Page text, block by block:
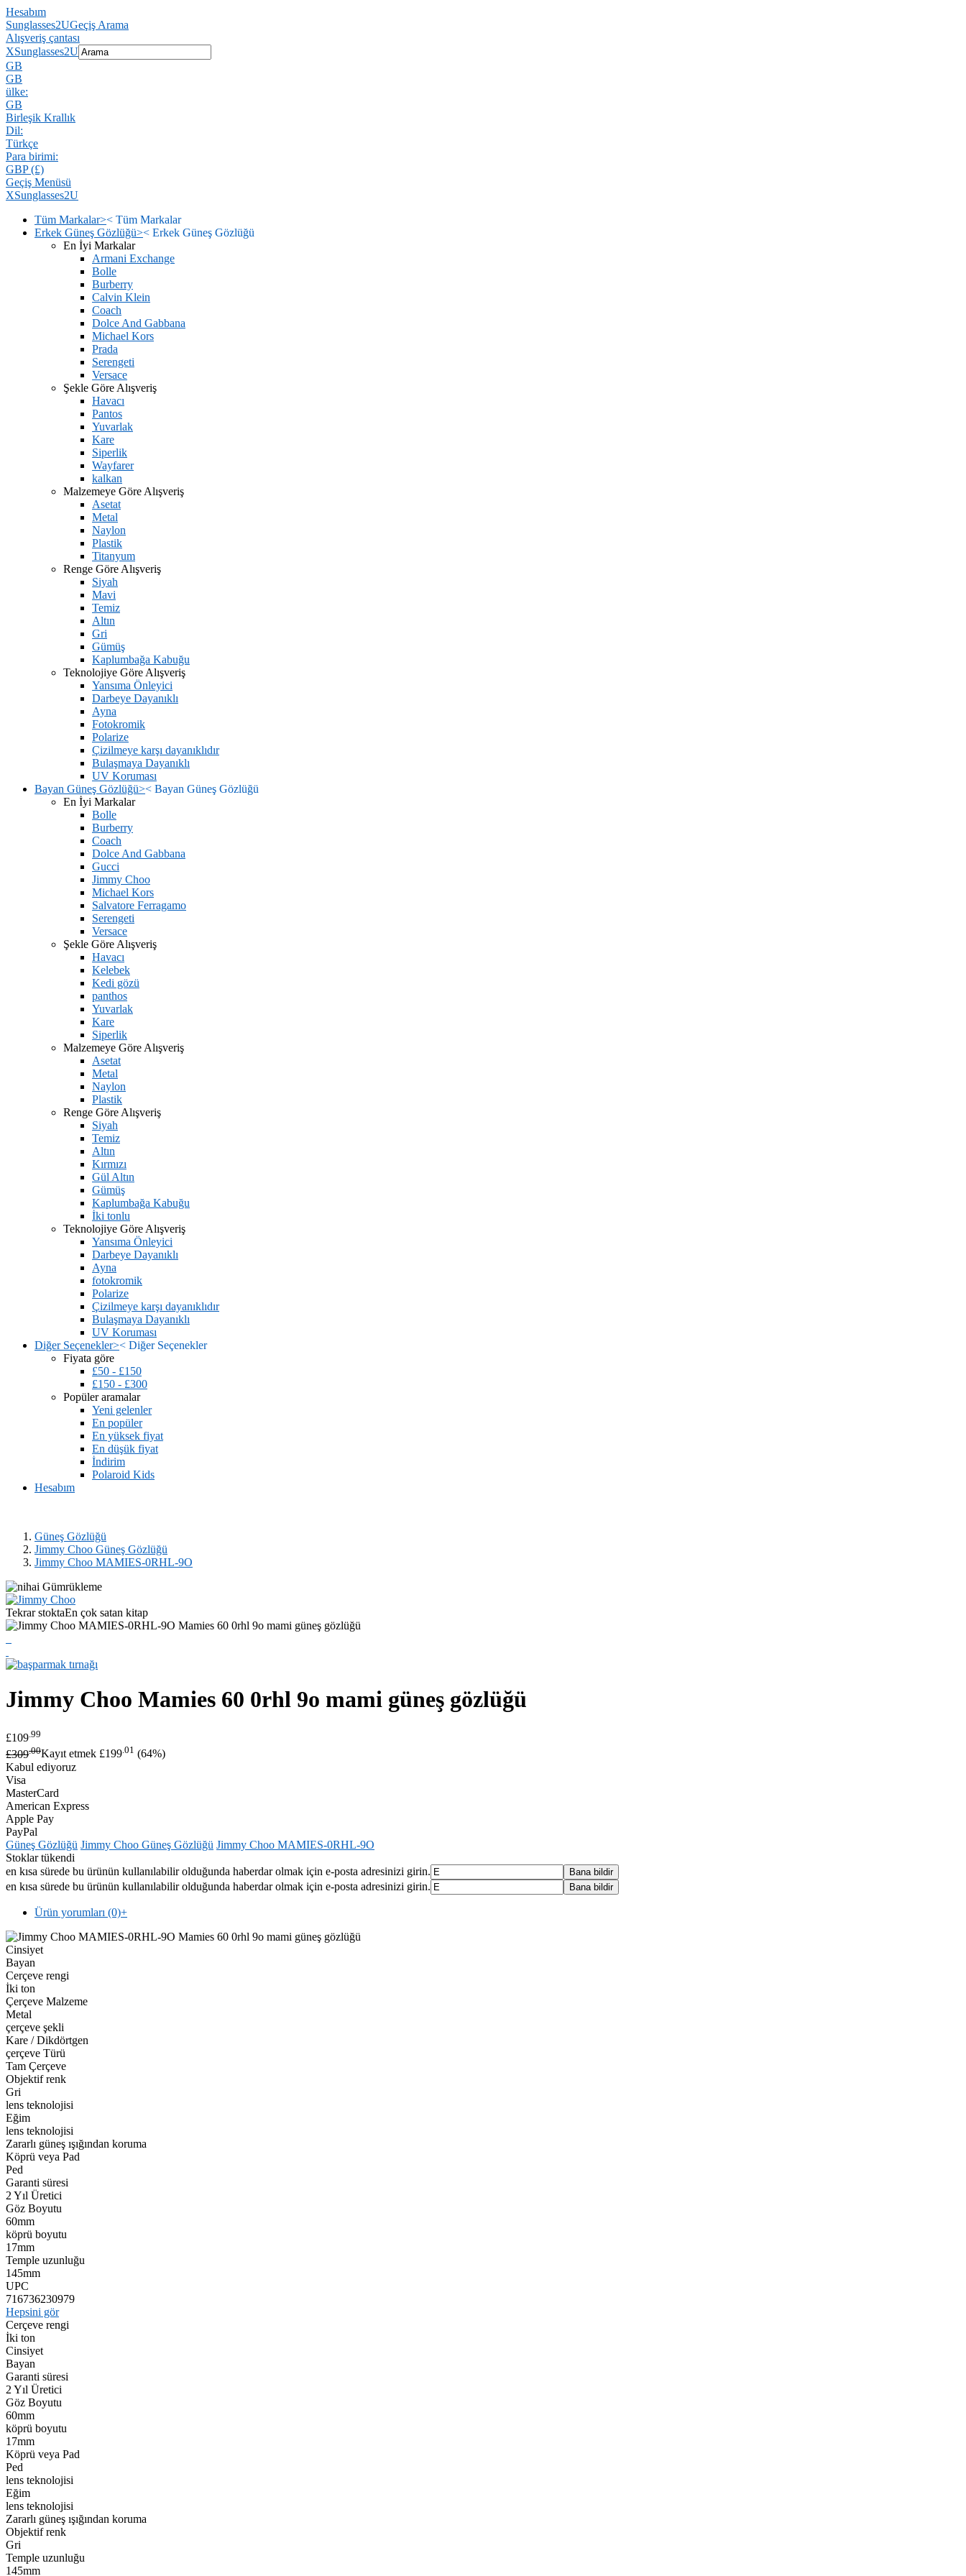
Hesabım
Sunglasses2UGeçiş Arama
Alışveriş çantası
XSunglasses2U
GB
GB
ülke:
GB
Birleşik Krallık
Dil:
Türkçe
Para birimi:
GBP (£)
Geçiş Menüsü
XSunglasses2U
Tüm Markalar>< Tüm Markalar
Erkek Güneş Gözlüğü>< Erkek Güneş Gözlüğü
En İyi Markalar
Armani Exchange
Bolle
Burberry
Calvin Klein
Coach
Dolce And Gabbana
Michael Kors
Prada
Serengeti
Versace
Şekle Göre Alışveriş
Havacı
Pantos
Yuvarlak
Kare
Siperlik
Wayfarer
kalkan
Malzemeye Göre Alışveriş
Asetat
Metal
Naylon
Plastik
Titanyum
Renge Göre Alışveriş
Siyah
Mavi
Temiz
Altın
Gri
Gümüş
Kaplumbağa Kabuğu
Teknolojiye Göre Alışveriş
Yansıma Önleyici
Darbeye Dayanıklı
Ayna
Fotokromik
Polarize
Çizilmeye karşı dayanıklıdır
Bulaşmaya Dayanıklı
UV Koruması
Bayan Güneş Gözlüğü>< Bayan Güneş Gözlüğü
En İyi Markalar
Bolle
Burberry
Coach
Dolce And Gabbana
Gucci
Jimmy Choo
Michael Kors
Salvatore Ferragamo
Serengeti
Versace
Şekle Göre Alışveriş
Havacı
Kelebek
Kedi gözü
panthos
Yuvarlak
Kare
Siperlik
Malzemeye Göre Alışveriş
Asetat
Metal
Naylon
Plastik
Renge Göre Alışveriş
Siyah
Temiz
Altın
Kırmızı
Gül Altın
Gümüş
Kaplumbağa Kabuğu
İki tonlu
Teknolojiye Göre Alışveriş
Yansıma Önleyici
Darbeye Dayanıklı
Ayna
fotokromik
Polarize
Çizilmeye karşı dayanıklıdır
Bulaşmaya Dayanıklı
UV Koruması
Diğer Seçenekler>< Diğer Seçenekler
Fiyata göre
£50 - £150
£150 - £300
Popüler aramalar
Yeni gelenler
En popüler
En yüksek fiyat
En düşük fiyat
İndirim
Polaroid Kids
Hesabım
Güneş Gözlüğü
Jimmy Choo Güneş Gözlüğü
Jimmy Choo MAMIES-0RHL-9O
Tekrar stoktaEn çok satan kitap
Jimmy Choo Mamies 60 0rhl 9o mami güneş gözlüğü
£109 .99
£309.00Kayıt etmek £199.01 (64%)
Kabul ediyoruz
Visa
MasterCard
American Express
Apple Pay
PayPal
Güneş Gözlüğü Jimmy Choo Güneş Gözlüğü Jimmy Choo MAMIES-0RHL-9O
Stoklar tükendi
en kısa sürede bu ürünün kullanılabilir olduğunda haberdar olmak için e-posta adresinizi girin.
en kısa sürede bu ürünün kullanılabilir olduğunda haberdar olmak için e-posta adresinizi girin.
Ürün yorumları (0)+
Cinsiyet
Bayan
Cerçeve rengi
İki ton
Çerçeve Malzeme
Metal
çerçeve şekli
Kare / Dikdörtgen
çerçeve Türü
Tam Çerçeve
Objektif renk
Gri
lens teknolojisi
Eğim
lens teknolojisi
Zararlı güneş ışığından koruma
Köprü veya Pad
Ped
Garanti süresi
2 Yıl Üretici
Göz Boyutu
60mm
köprü boyutu
17mm
Temple uzunluğu
145mm
UPC
716736230979
Hepsini gör
Cerçeve rengi
İki ton
Cinsiyet
Bayan
Garanti süresi
2 Yıl Üretici
Göz Boyutu
60mm
köprü boyutu
17mm
Köprü veya Pad
Ped
lens teknolojisi
Eğim
lens teknolojisi
Zararlı güneş ışığından koruma
Objektif renk
Gri
Temple uzunluğu
145mm